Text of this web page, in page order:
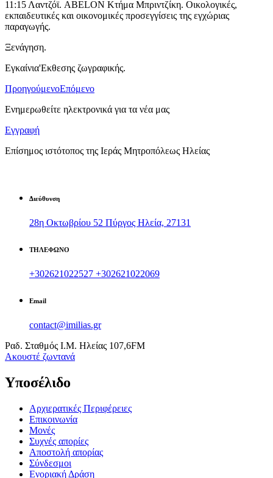
11:15 Λαντζόϊ. ABELON Κτήμα Μπριντζίκη. Οικολογικές,
εκπαιδευτικές και οικονομικές προσεγγίσεις της εγχώριας
παραγωγής.
Ξενάγηση.
Εγκαίνια'Εκθεσης ζωγραφικής.
ΠροηγούμενοΕπόμενο
Ενημερωθείτε ηλεκτρονικά για τα νέα μας
Εγγραφή
Επίσημος ιστότοπος της Ιεράς Μητροπόλεως Ηλείας
Διεύθυνση
28η Οκτωβρίου 52 Πύργος Ηλεία, 27131
ΤΗΛΕΦΩΝΟ
+302621022527 +302621022069
Email
contact@imilias.gr
Ραδ. Σταθμός Ι.Μ. Ηλείας 107,6FM
Aκουστέ ζωντανά
Υποσέλιδο
Αρχιερατικές Περιφέρειες
Επικοινωνία
Μονές
Συχνές απορίες
Αποστολή απορίας
Σύνδεσμοι
Ενοριακή Δράση